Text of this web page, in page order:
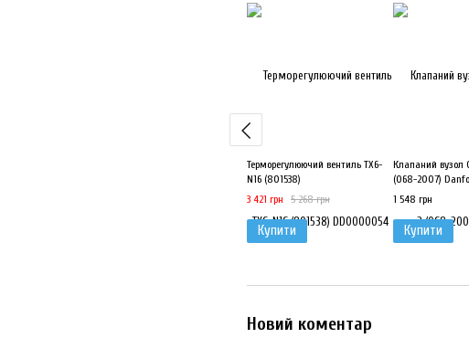
Терморегулюючий вентиль ТХ6-
N16 (801538)
3 421 грн
5 268 грн
Купити
Клапаний вузол
(068-2007)
1 548 грн
Купити
Новий коментар